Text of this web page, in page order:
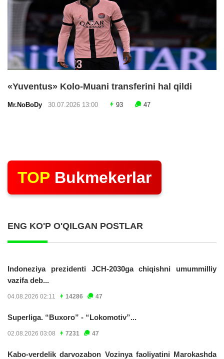
«Yuventus» Kolo-Muani transferini hal qildi
Mr.NoBoDy 30.07.2026 13:00 93 47
TOP Bukmekerlar
ENG KO'P O'QILGAN POSTLAR
Indoneziya prezidenti JCH-2030ga chiqishni umummilliy
vazifa deb...
04.08.2026 02:11 14286 47
Superliga. “Buxoro” - “Lokomotiv”...
02.08.2026 03:08 7231 47
Kabo-verdelik darvozabon Vozinya faoliyatini Marokashda